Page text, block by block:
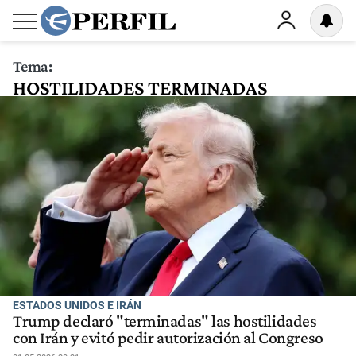
Tema:
HOSTILIDADES TERMINADAS
ESTADOS UNIDOS E IRÁN
Trump declaró "terminadas" las hostilidades
con Irán y evitó pedir autorización al Congreso